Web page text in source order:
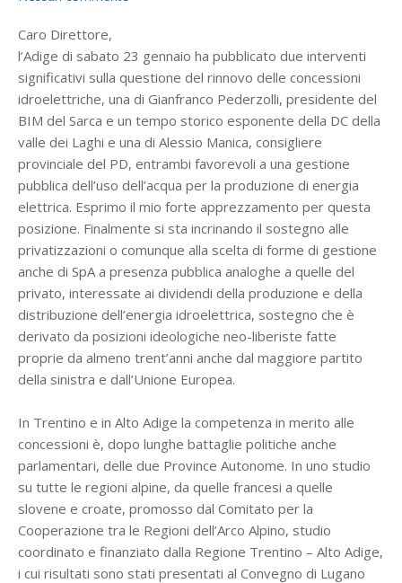
Caro Direttore,
l’Adige di sabato 23 gennaio ha pubblicato due interventi
significativi sulla questione del rinnovo delle concessioni
idroelettriche, una di Gianfranco Pederzolli, presidente del
BIM del Sarca e un tempo storico esponente della DC della
valle dei Laghi e una di Alessio Manica, consigliere
provinciale del PD, entrambi favorevoli a una gestione
pubblica dell’uso dell’acqua per la produzione di energia
elettrica. Esprimo il mio forte apprezzamento per questa
posizione. Finalmente si sta incrinando il sostegno alle
privatizzazioni o comunque alla scelta di forme di gestione
anche di SpA a presenza pubblica analoghe a quelle del
privato, interessate ai dividendi della produzione e della
distribuzione dell’energia idroelettrica, sostegno che è
derivato da posizioni ideologiche neo-liberiste fatte
proprie da almeno trent’anni anche dal maggiore partito
della sinistra e dall’Unione Europea.
In Trentino e in Alto Adige la competenza in merito alle
concessioni è, dopo lunghe battaglie politiche anche
parlamentari, delle due Province Autonome. In uno studio
su tutte le regioni alpine, da quelle francesi a quelle
slovene e croate, promosso dal Comitato per la
Cooperazione tra le Regioni dell’Arco Alpino, studio
coordinato e finanziato dalla Regione Trentino – Alto Adige,
i cui risultati sono stati presentati al Convegno di Lugano